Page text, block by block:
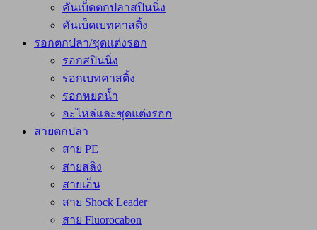
คันเบ็ดตกปลาสปินนิ่ง
คันเบ็ดเบทคาสติ้ง
รอกตกปลา/ชุดแต่งรอก
รอกสปินนิ่ง
รอกเบทคาสติ้ง
รอกหยดน้ำ
อะไหล่และชุดแต่งรอก
สายตกปลา
สาย PE
สายสลิง
สายเอ็น
สาย Shock Leader
สาย Fluorocabon